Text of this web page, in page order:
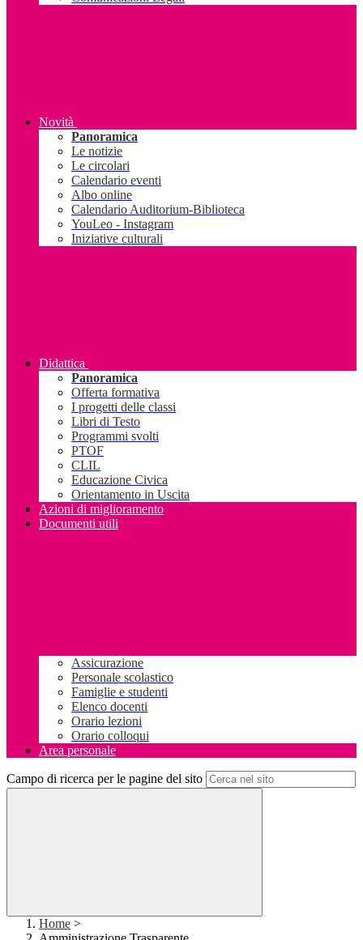
Novità
Panoramica
Le notizie
Le circolari
Calendario eventi
Albo online
Calendario Auditorium-Biblioteca
YouLeo - Instagram
Iniziative culturali
Didattica
Panoramica
Offerta formativa
I progetti delle classi
Libri di Testo
Programmi svolti
PTOF
CLIL
Educazione Civica
Orientamento in Uscita
Azioni di miglioramento
Documenti utili
Assicurazione
Personale scolastico
Famiglie e studenti
Elenco docenti
Orario lezioni
Orario colloqui
Area personale
Campo di ricerca per le pagine del sito
Home >